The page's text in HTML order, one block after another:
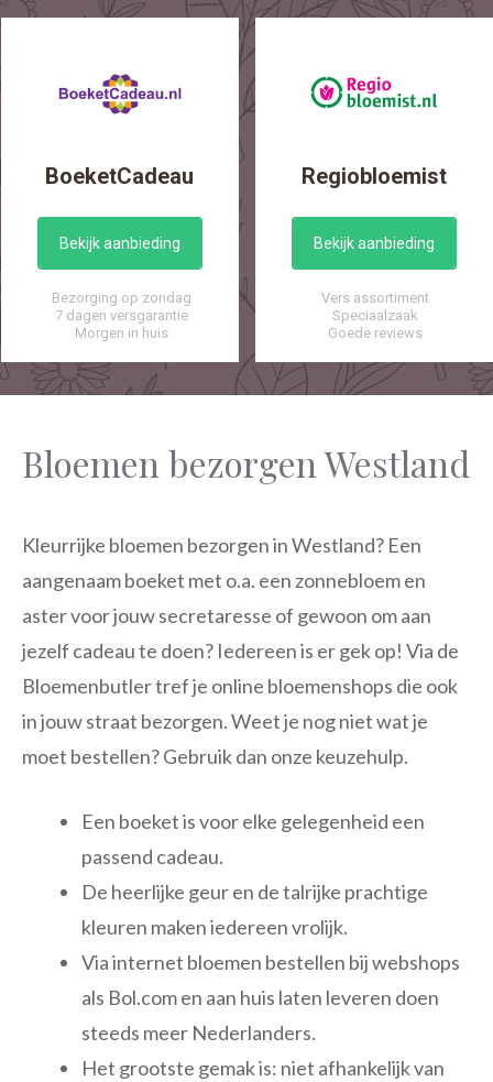
BoeketCadeau
Bekijk aanbieding
Bezorging op zondag
7 dagen versgarantie
Morgen in huis
Regiobloemist
Bekijk aanbieding
Vers assortiment
Speciaalzaak
Goede reviews
Bloemen bezorgen Westland
Kleurrijke bloemen bezorgen in Westland? Een
aangenaam boeket met o.a. een zonnebloem en
aster voor jouw secretaresse of gewoon om aan
jezelf cadeau te doen? Iedereen is er gek op! Via de
Bloemenbutler tref je online bloemenshops die ook
in jouw straat bezorgen. Weet je nog niet wat je
moet bestellen? Gebruik dan onze keuzehulp.
Een boeket is voor elke gelegenheid een
passend cadeau.
De heerlijke geur en de talrijke prachtige
kleuren maken iedereen vrolijk.
Via internet bloemen bestellen bij webshops
als Bol.com en aan huis laten leveren doen
steeds meer Nederlanders.
Het grootste gemak is: niet afhankelijk van